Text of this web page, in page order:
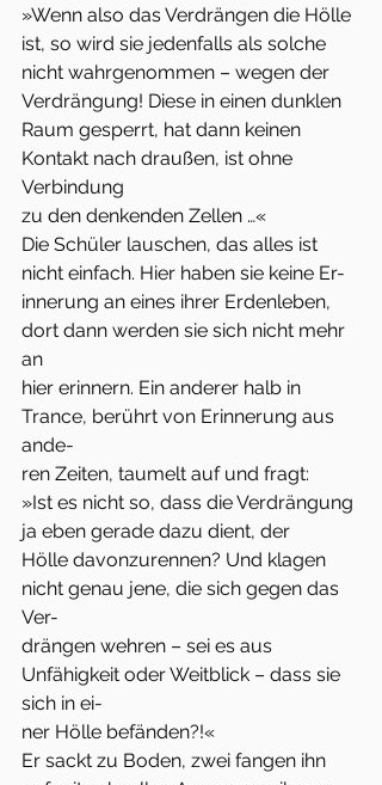
»Wenn also das Verdrängen die Hölle
ist, so wird sie jedenfalls als solche
nicht wahrgenommen – wegen der
Verdrängung! Diese in einen dunklen
Raum gesperrt, hat dann keinen
Kontakt nach draußen, ist ohne
Verbindung
zu den denkenden Zellen …«
Die Schüler lauschen, das alles ist
nicht einfach. Hier haben sie keine Er-
innerung an eines ihrer Erdenleben,
dort dann werden sie sich nicht mehr
an
hier erinnern. Ein anderer halb in
Trance, berührt von Erinnerung aus
ande-
ren Zeiten, taumelt auf und fragt:
»Ist es nicht so, dass die Verdrängung
ja eben gerade dazu dient, der
Hölle davonzurennen? Und klagen
nicht genau jene, die sich gegen das
Ver-
drängen wehren – sei es aus
Unfähigkeit oder Weitblick – dass sie
sich in ei-
ner Hölle befänden?!«
Er sackt zu Boden, zwei fangen ihn